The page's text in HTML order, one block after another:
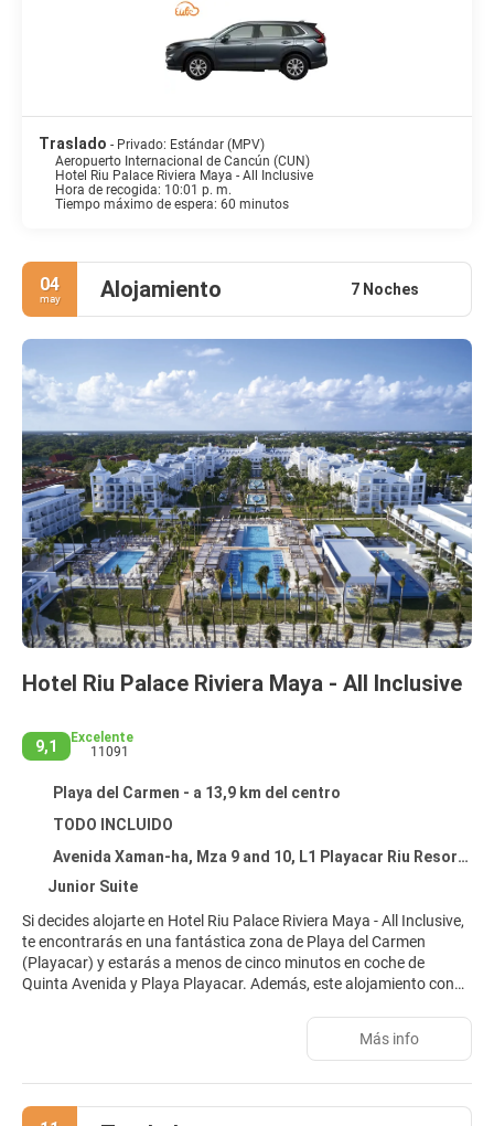
Traslado - Privado: Estándar (MPV)
Aeropuerto Internacional de Cancún (CUN)
Hotel Riu Palace Riviera Maya - All Inclusive
Hora de recogida: 10:01 p. m.
Tiempo máximo de espera: 60 minutos
04
may Alojamiento 7 Noches
Hotel Riu Palace Riviera Maya - All Inclusive
9,1
Excelente
11091
Playa del Carmen - a 13,9 km del centro
TODO INCLUIDO
Avenida Xaman-ha, Mza 9 and 10, L1 Playacar Riu Resort Complex, Playa del Carmen 77710
Junior Suite
Si decides alojarte en Hotel Riu Palace Riviera Maya - All Inclusive,
te encontrarás en una fantástica zona de Playa del Carmen
(Playacar) y estarás a menos de cinco minutos en coche de
Quinta Avenida y Playa Playacar. Además, este alojamiento con
Carmen y a 8,1 km de Parque temático Xplor.
masajes, tratamientos corporales y tratamientos faciales.
Aprovecha las instalaciones recreativas, que incluyen una
Más info